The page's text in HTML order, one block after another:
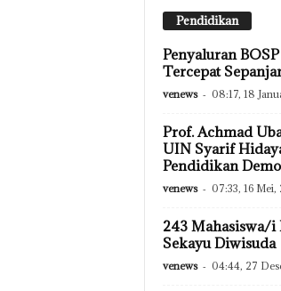
Pendidikan
Penyaluran
Tercepat
venews - 08:17, 18
Prof. Achmad
UIN Syarif
Pendidikan
venews - 07:33, 16 Mei,
243 Mahasiswa/i
Sekayu Diwisuda
venews - 04:44, 27